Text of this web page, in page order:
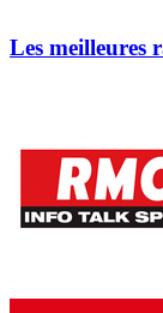
Les meilleures